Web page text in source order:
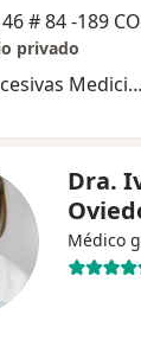
privado
Visitas sucesivas Medicina Alternativa
Dra.
Médico